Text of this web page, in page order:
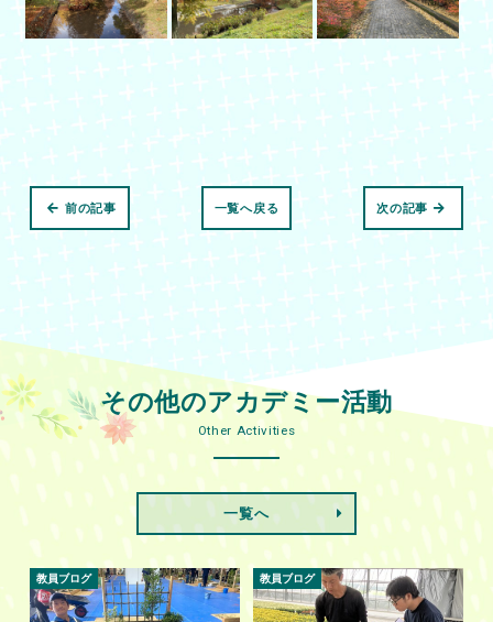
次の記事
一覧へ戻る
前の記事
その他のアカデミー活動
Other Activities
一覧へ
教員ブログ 教員ブログ